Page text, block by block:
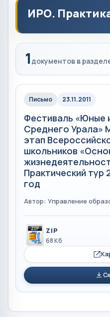
ИРО.
1 документов в
Письмо 23.11.2011
Фестиваль «Юные
Среднего Урала»
этап
школьников
Практический тур
год
Автор: Управление
ZIP
68 Кб